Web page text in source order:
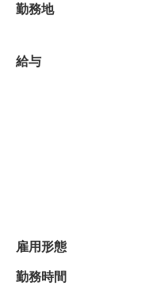
勤務地
給与
雇用形態
勤務時間